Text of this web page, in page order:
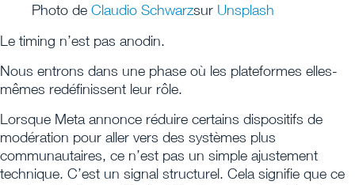
Photo de Claudio Schwarzsur Unsplash
Le timing n’est pas anodin.
Nous entrons dans une phase où les plateformes elles-
mêmes redéfinissent leur rôle.
Lorsque Meta annonce réduire certains dispositifs de
modération pour aller vers des systèmes plus
communautaires, ce n’est pas un simple ajustement
technique. C’est un signal structurel. Cela signifie que ce